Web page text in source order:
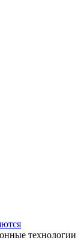
технологии